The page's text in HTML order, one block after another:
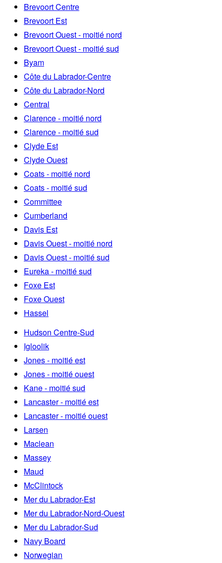
Brevoort Centre
Brevoort Est
Brevoort Ouest - moitié nord
Brevoort Ouest - moitié sud
Byam
Côte du Labrador-Centre
Côte du Labrador-Nord
Central
Clarence - moitié nord
Clarence - moitié sud
Clyde Est
Clyde Ouest
Coats - moitié nord
Coats - moitié sud
Committee
Cumberland
Davis Est
Davis Ouest - moitié nord
Davis Ouest - moitié sud
Eureka - moitié sud
Foxe Est
Foxe Ouest
Hassel
Hudson Centre-Sud
Igloolik
Jones - moitié est
Jones - moitié ouest
Kane - moitié sud
Lancaster - moitié est
Lancaster - moitié ouest
Larsen
Maclean
Massey
Maud
McClintock
Mer du Labrador-Est
Mer du Labrador-Nord-Ouest
Mer du Labrador-Sud
Navy Board
Norwegian